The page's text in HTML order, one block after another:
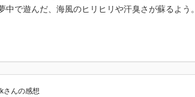
中で遊んだ、海風のヒリヒリや汗臭さが蘇るよう。
さんの感想